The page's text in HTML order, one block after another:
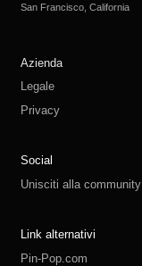
San Francisco, California
Azienda
Legale
Privacy
Social
Unisciti alla community
Link alternativi
Pin-Pop.com